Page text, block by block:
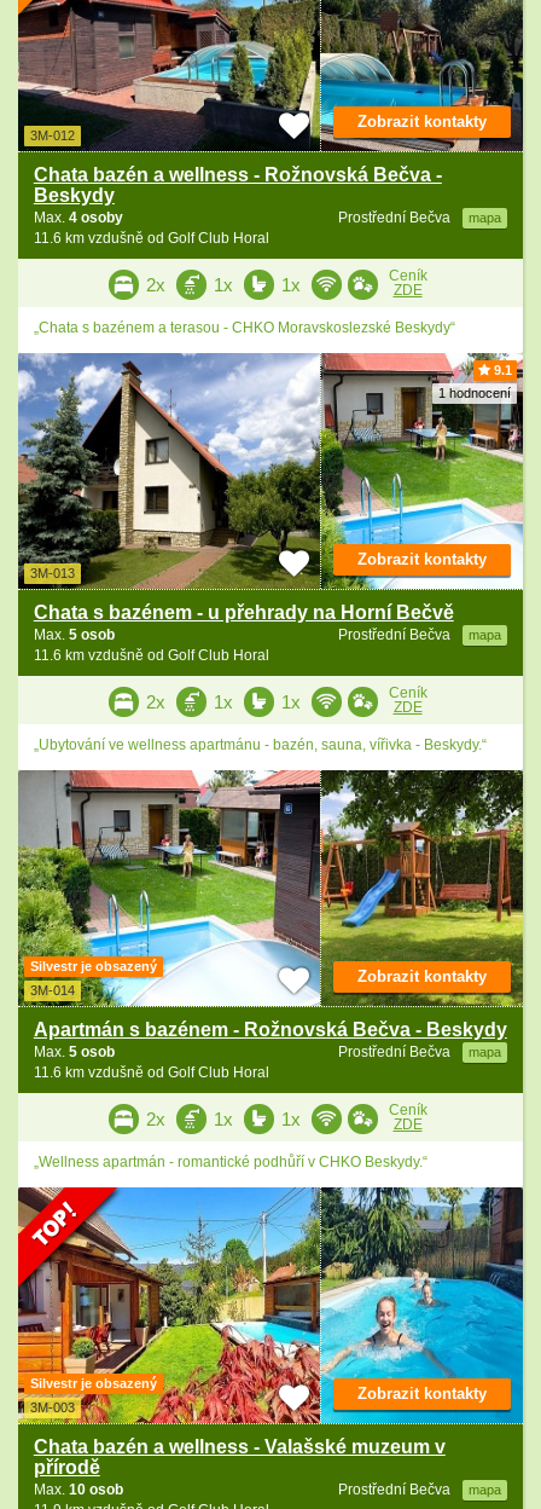
3M-012
Chata bazén a wellness - Rožnovská Bečva -
Beskydy
Prostřední Bečva mapa
Max. 4 osoby
11.6 km vzdušně od Golf Club Horal
Zobrazit kontakty
2x 1x 1x
Ceník
ZDE
„Chata s bazénem a terasou - CHKO Moravskoslezské Beskydy“
9.1
1 hodnocení
3M-013
Chata s bazénem - u přehrady na Horní Bečvě
Prostřední Bečva mapa
Max. 5 osob
11.6 km vzdušně od Golf Club Horal
Zobrazit kontakty
2x 1x 1x
Ceník
ZDE
„Ubytování ve wellness apartmánu - bazén, sauna, vířivka - Beskydy.“
Silvestr je obsazený
3M-014
Apartmán s bazénem - Rožnovská Bečva - Beskydy
Prostřední Bečva mapa
Max. 5 osob
11.6 km vzdušně od Golf Club Horal
Zobrazit kontakty
2x 1x 1x
Ceník
ZDE
„Wellness apartmán - romantické podhůří v CHKO Beskydy.“
Silvestr je obsazený
3M-003
Chata bazén a wellness - Valašské muzeum v
přírodě
Prostřední Bečva mapa
Max. 10 osob
Zobrazit kontakty